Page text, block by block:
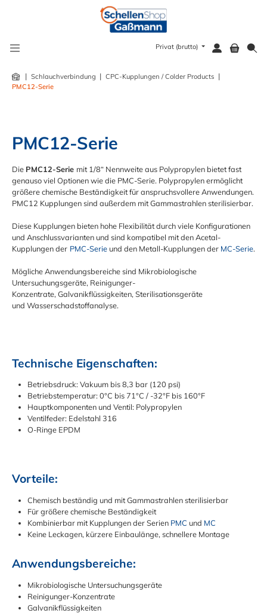
Privat (brutto)
| Schlauchverbindung | CPC-Kupplungen / Colder Products |
PMC12-Serie
PMC12-Serie
Die PMC12-Serie mit 1/8“ Nennweite aus Polypropylen bietet fast
genauso viel Optionen wie die PMC-Serie. Polypropylen ermöglicht
größere chemische Beständigkeit für anspruchsvollere Anwendungen.
PMC12 Kupplungen sind außerdem mit Gammastrahlen sterilisierbar.
Diese Kupplungen bieten hohe Flexibilität durch viele Konfigurationen
und Anschlussvarianten und sind kompatibel mit den Acetal-
Kupplungen der PMC-Serie und den Metall-Kupplungen der MC-Serie.
Mögliche Anwendungsbereiche sind Mikrobiologische
Untersuchungsgeräte, Reinigunger-
Konzentrate, Galvanikflüssigkeiten, Sterilisationsgeräte
und Wasserschadstoffanalyse.
Technische Eigenschaften:
Betriebsdruck: Vakuum bis 8,3 bar (120 psi)
Betriebstemperatur: 0°C bis 71°C / -32°F bis 160°F
Hauptkomponenten und Ventil: Polypropylen
Ventilfeder: Edelstahl 316
O-Ringe EPDM
Vorteile:
Chemisch beständig und mit Gammastrahlen sterilisierbar
Für größere chemische Beständigkeit
Kombinierbar mit Kupplungen der Serien PMC und MC
Keine Leckagen, kürzere Einbaulänge, schnellere Montage
Anwendungsbereiche:
Mikrobiologische Untersuchungsgeräte
Reinigunger-Konzentrate
Galvanikflüssigkeiten